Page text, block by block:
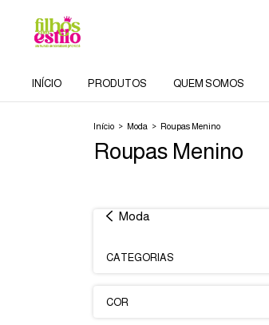
INÍCIO PRODUTOS QUEM SOMOS
Início > Moda > Roupas Menino
Roupas Menino
Moda
CATEGORIAS
COR